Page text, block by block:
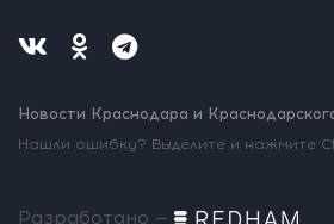
Новости Краснодара и
Нашли ошибку? Выделите и нажмите
Разработано —